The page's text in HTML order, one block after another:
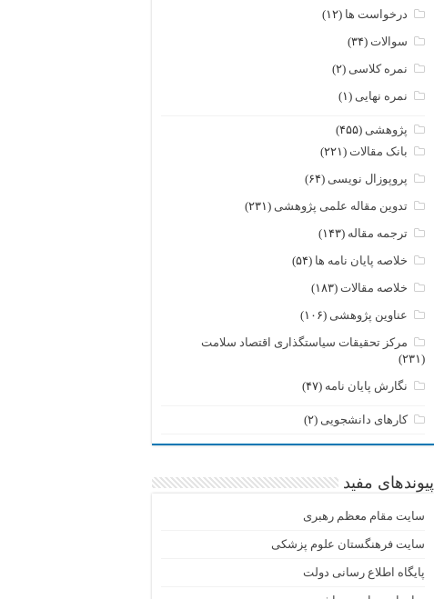
درخواست ها (۱۲)
سوالات(۳۴)
نمره کلاسی (۲)
نمره نهایی (۱)
پژوهشی (۴۵۵)
بانک مقالات(۲۲۱)
پروپوزال نویسی (۶۴)
تدوین مقاله علمی پژوهشی (۲۳۱)
ترجمه مقاله (۱۴۳)
خلاصه پایان نامه ها (۵۴)
خلاصه مقالات(۱۸۳)
عناوین پژوهشی (۱۰۶)
مرکز تحقیقات سیاستگذاری اقتصاد سلامت
(۲۳۱)
نگارش پایان نامه (۴۷)
کارهای دانشجویی (۲)
پیوندهای مفید
سایت مقام معظم رهبری
سایت فرهنگستان علوم پزشکی
پایگاه اطلاع رسانی دولت